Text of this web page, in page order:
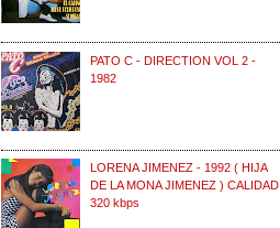
PATO C - DIRECTION VOL 2 -
1982
LORENA JIMENEZ - 1992 ( HIJA
DE LA MONA JIMENEZ ) CALIDAD
320 kbps